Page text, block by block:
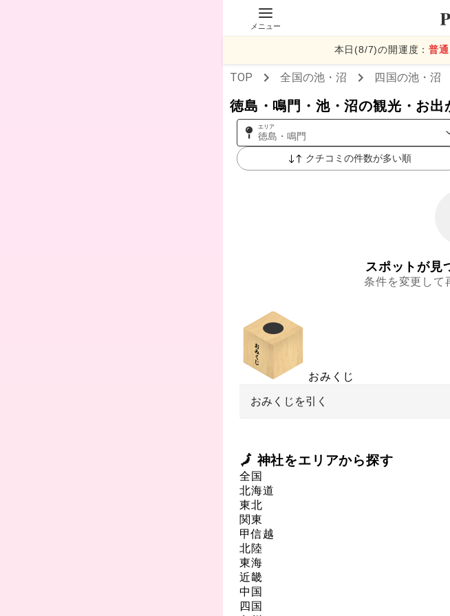
メニュー
本日(8/7)の開運度：普通
TOP 全国の池・沼 四国の池・沼
徳島・鳴門・池・沼の観光・お出
エリア
徳島・鳴門
クチコミの件数が多い順
スポットが見
条件を変更して
おみくじ
おみくじを引く
🗾 神社をエリアから探す
全国
北海道
東北
関東
甲信越
北陸
東海
近畿
中国
四国